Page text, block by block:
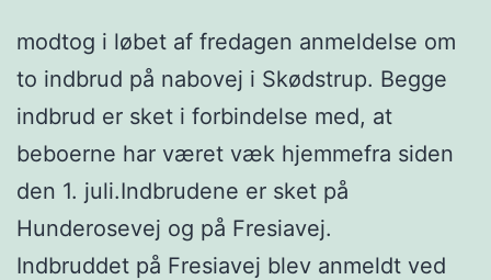
modtog i løbet af fredagen anmeldelse om
to indbrud på nabovej i Skødstrup. Begge
indbrud er sket i forbindelse med, at
beboerne har været væk hjemmefra siden
den 1. juli.Indbrudene er sket på
Hunderosevej og på Fresiavej.
Indbruddet på Fresiavej blev anmeldt ved